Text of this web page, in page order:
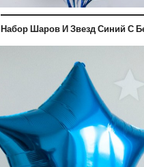
Набор Шаров И Звезд Синий С